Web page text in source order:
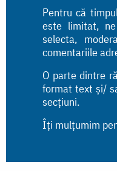
Pentru că
este limitat,
selecta,
comentariile
O parte dintre
format text și/
secțiuni.
Îți mulțumim